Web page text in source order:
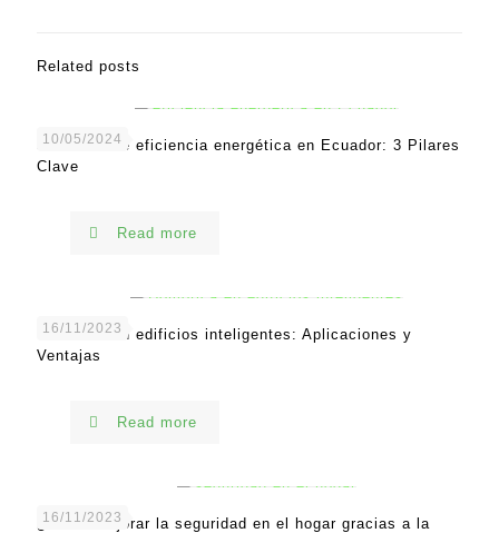
Related posts
10/05/2024
Servicios de eficiencia energética en Ecuador: 3 Pilares
Clave
Read more
16/11/2023
Domótica en edificios inteligentes: Aplicaciones y
Ventajas
Read more
16/11/2023
¿Cómo mejorar la seguridad en el hogar gracias a la